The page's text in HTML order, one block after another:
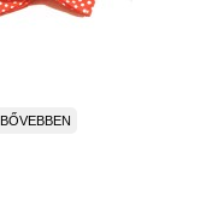
BŐVEBBEN